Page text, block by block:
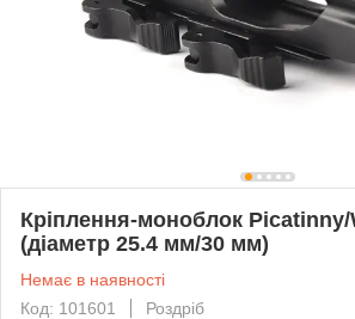
Кріплення-моноблок Picatinny/
(діаметр 25.4 мм/30 мм)
Немає в наявності
Код: 101601
Роздріб